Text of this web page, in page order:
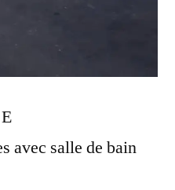
avec salle de bain